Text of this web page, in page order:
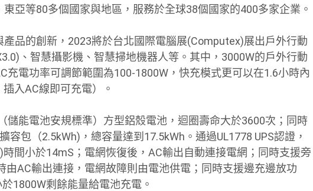
亞等80多個國家與地區，服務於全球38個國家的400多家企業。
品的創新，2023將於台北國際電腦展(Computex)展出戶外行動
、智慧攝影機、智慧掃地機器人等。其中，3000W的戶外行動
充電功率可調節範圍為100-1800W，快充模式更可以在1.6小時內
入AC線即可充電）。
儲能電池安規標準）方型鋁殼電池，迴圈壽命大於3600次；同時
容包（2.5kWh)，總容量達到17.5kWh。通過UL1778 UPS認證，
間小於14mS；電網恢復後，AC輸出自動連接電網；同時支援旁
由AC輸出連接，電網故障則由電池供電；同時支援邊充邊放功
1800W剩餘能量給電池充電。